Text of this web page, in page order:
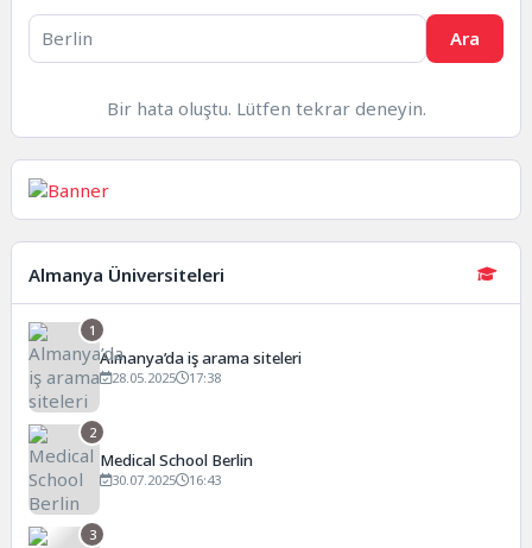
Ara
Bir hata oluştu. Lütfen tekrar deneyin.
Almanya Üniversiteleri
1
Almanya’da iş arama siteleri
28.05.2025 17:38
2
Medical School Berlin
30.07.2025 16:43
3